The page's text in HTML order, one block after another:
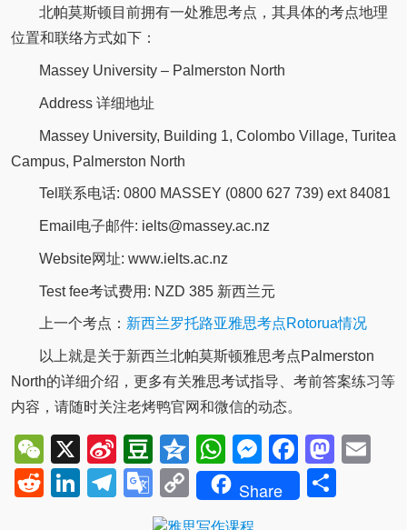
北帕莫斯顿目前拥有一处雅思考点，其具体的考点地理
位置和联络方式如下：
Massey University – Palmerston North
Address 详细地址
Massey University, Building 1, Colombo Village, Turitea
Campus, Palmerston North
Tel联系电话: 0800 MASSEY (0800 627 739) ext 84081
Email电子邮件: ielts@massey.ac.nz
Website网址: www.ielts.ac.nz
Test fee考试费用: NZD 385 新西兰元
上一个考点： 新西兰罗托路亚雅思考点Rotorua情况
以上就是关于新西兰北帕莫斯顿雅思考点Palmerston
North的详细介绍，更多有关雅思考试指导、考前答案练习等
内容，请随时关注老烤鸭官网和微信的动态。
WeChat
X
Sina
Weibo
Douban
QzoneWhatsApp
Messenger
RedditLinkedIn
Telegram
Google
Translate
Copy
Link
Share